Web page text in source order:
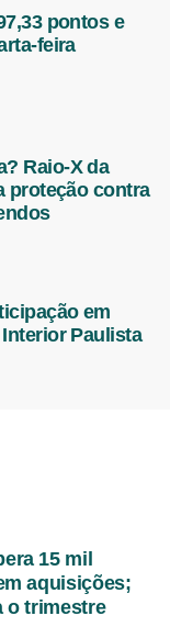
pontos e
feira
Raio-X da
proteção contra
em
Paulista
15 mil
aquisições;
o trimestre